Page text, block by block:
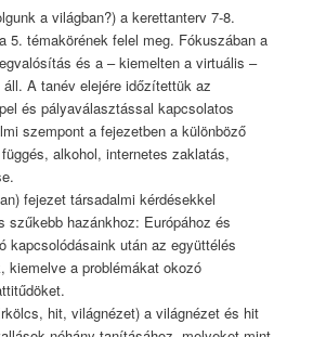
a világban?) a kerettanterv 7-8.
5. témakörének felel meg. Fókuszában a
és a – kiemelten a virtuális –
A tanév elejére időzítettük az
és pályaválasztással kapcsolatos
szempont a fejezetben a különböző
alkohol, internetes zaklatás,
fejezet társadalmi kérdésekkel
szűkebb hazánkhoz: Európához és
kapcsolódásaink után az együttélés
kiemelve a problémákat okozó
hit, világnézet) a világnézet és hit